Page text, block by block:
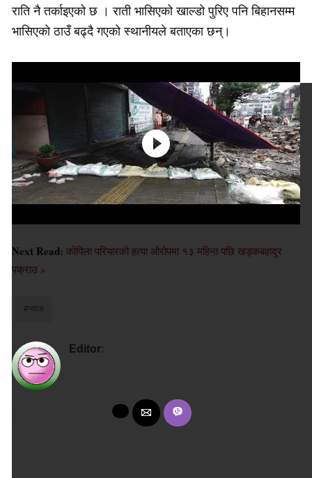
राति नै तर्काइएको छ । राती भासिएको खाल्डो पुरिए पनि बिहानसम्म
भासिएको ठाउँ बढ्दै गएको स्थानीयले बताएका छन्।
Next Read: कोपिला परियारको हत्या ओरोपमा १३ महिना पछि खड्कबहादुर
पक्राउ »
#भ्वाङ
Editor: